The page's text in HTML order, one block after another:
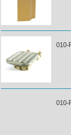
010-
010-